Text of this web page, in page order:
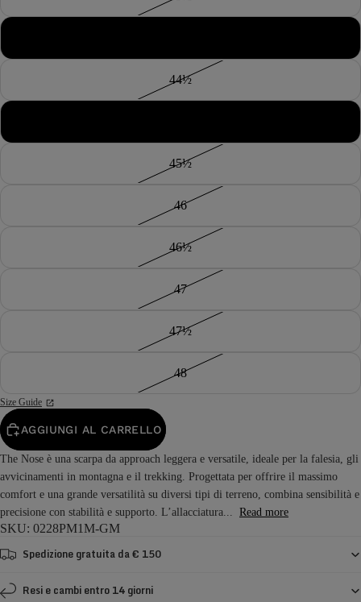
44½
45½
46
46½
47
47½
48
Size Guide
AGGIUNGI AL CARRELLO
The Nose è una scarpa da approach leggera e versatile, ideale per la falesia, gli
avvicinamenti in montagna e il trekking. Progettata per offrire il massimo
comfort e una grande versatilità su diversi tipi di terreno, combina sensibilità e
precisione con stabilità e supporto. L’allacciatura... Read more
SKU: 0228PM1M-GM
Spedizione gratuita da € 150
Resi e cambi entro 14 giorni